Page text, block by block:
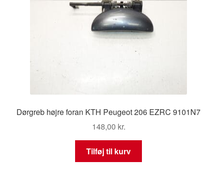
Dørgreb højre foran KTH Peugeot 206 EZRC 9101N7
148,00 kr.
Tilføj til kurv